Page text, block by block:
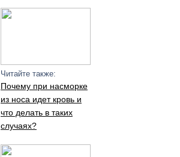
Читайте также:
Почему при насморке
из носа идет кровь и
что делать в таких
случаях?